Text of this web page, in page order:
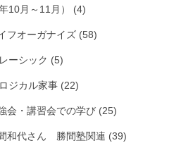
10月～11月） (4)
フオーガナイズ (58)
レーシック (5)
ロジカル家事 (22)
会・講習会での学び (25)
和代さん 勝間塾関連 (39)